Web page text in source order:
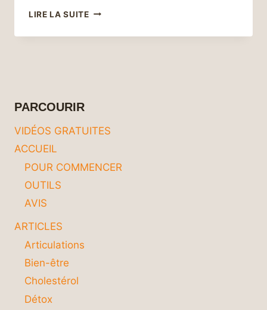
LIRE LA SUITETRANSFORMEZ
MAISON
2
NATURELS
MAGIQUES
PARCOURIR
VIDÉOS GRATUITES
ACCUEIL
POUR COMMENCER
OUTILS
AVIS
ARTICLES
Articulations
Bien-être
Cholestérol
Détox